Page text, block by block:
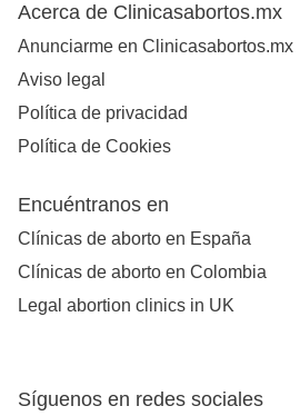
Acerca de Clinicasabortos.mx
Anunciarme en Clinicasabortos.mx
Aviso legal
Política de privacidad
Política de Cookies
Encuéntranos en
Clínicas de aborto en España
Clínicas de aborto en Colombia
Legal abortion clinics in UK
Síguenos en redes sociales